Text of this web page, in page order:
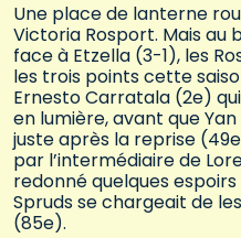
Une place de lanterne
Victoria Rosport. Mais au
face à Etzella (3-1), les
les trois points cette
Ernesto Carratala (2e)
en lumière, avant que
juste après la reprise
par l’intermédiaire de
redonné quelques
Spruds se chargeait de
(85e).